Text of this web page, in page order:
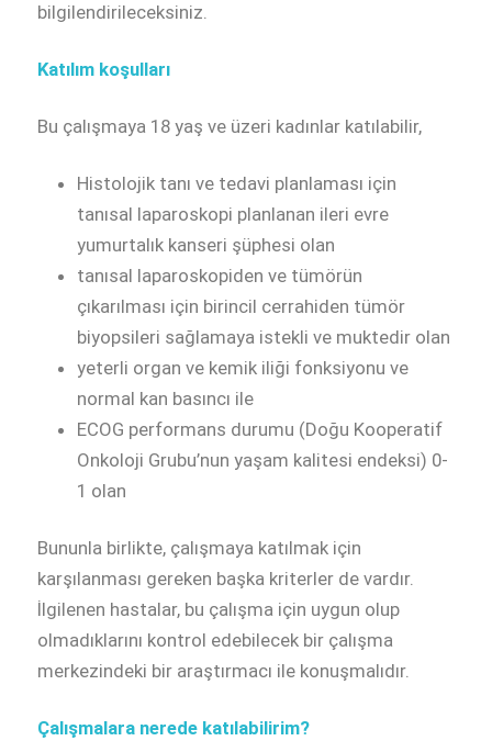
bilgilendirileceksiniz.
Katılım koşulları
Bu çalışmaya 18 yaş ve üzeri kadınlar katılabilir,
Histolojik tanı ve tedavi planlaması için
tanısal laparoskopi planlanan ileri evre
yumurtalık kanseri şüphesi olan
tanısal laparoskopiden ve tümörün
çıkarılması için birincil cerrahiden tümör
biyopsileri sağlamaya istekli ve muktedir olan
yeterli organ ve kemik iliği fonksiyonu ve
normal kan basıncı ile
ECOG performans durumu (Doğu Kooperatif
Onkoloji Grubu’nun yaşam kalitesi endeksi) 0-
1 olan
Bununla birlikte, çalışmaya katılmak için
karşılanması gereken başka kriterler de vardır.
İlgilenen hastalar, bu çalışma için uygun olup
olmadıklarını kontrol edebilecek bir çalışma
merkezindeki bir araştırmacı ile konuşmalıdır.
Çalışmalara nerede katılabilirim?